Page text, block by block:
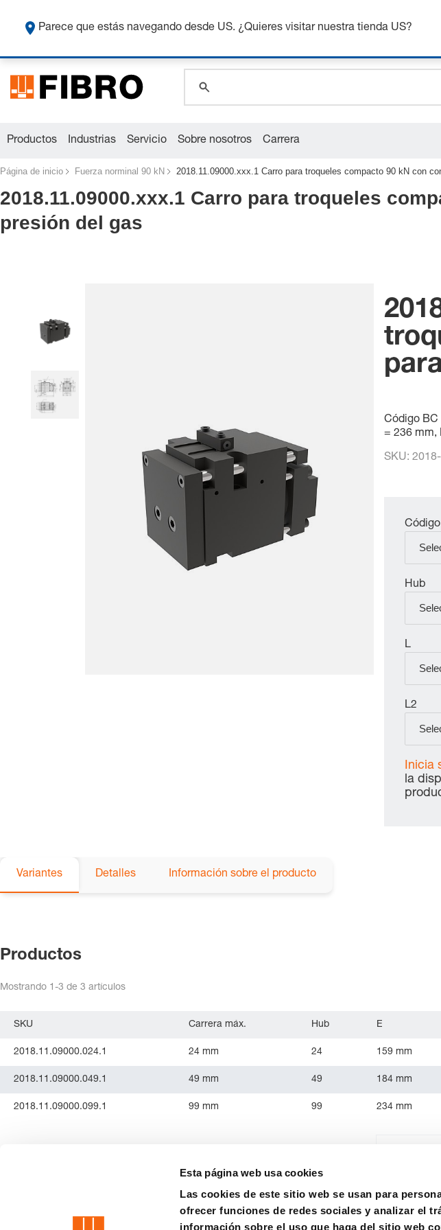
Esta página web usa cookies
Las cookies de este sitio web se usan para
ofrecer funciones de redes sociales y analizar el
información sobre el uso que haga del sitio web
global.search.placeholder.category
Productos Industrias Servicio Sobre nosotros Carrera
Página de inicio Fuerza norminal 90 kN 2018.11.09000.xxx.1 Carro para troqueles compacto 90 kN con
2018.11.09000.xxx.1 Carro para troqueles
presión del gas
Código BC
= 236 mm,
SKU:
Código
Hub
L
L2
Inicia
la
Variantes Detalles Información sobre el producto
Productos
Mostrando 1-3 de 3 artículos
SKU Carrera máx. Hub E
2018.11.09000.024.1 24 mm 24 159 mm
2018.11.09000.049.1 49 mm 49 184 mm
2018.11.09000.099.1 99 mm 99 234 mm
precision is our standard
Parece que estás navegando desde US. ¿Quieres visitar nuestra tienda US?